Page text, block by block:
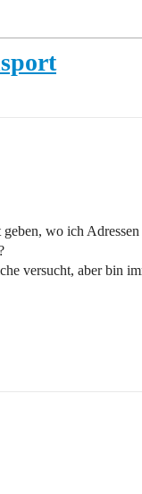
wo ich
versucht, aber bin